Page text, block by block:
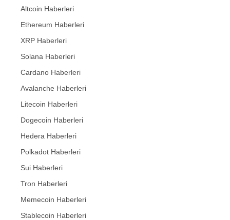
Altcoin Haberleri
Ethereum Haberleri
XRP Haberleri
Solana Haberleri
Cardano Haberleri
Avalanche Haberleri
Litecoin Haberleri
Dogecoin Haberleri
Hedera Haberleri
Polkadot Haberleri
Sui Haberleri
Tron Haberleri
Memecoin Haberleri
Stablecoin Haberleri